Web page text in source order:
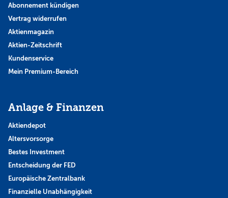
Abonnement kündigen
Vertrag widerrufen
Aktienmagazin
Aktien-Zeitschrift
Kundenservice
Mein Premium-Bereich
Anlage & Finanzen
Aktiendepot
Altersvorsorge
Bestes Investment
Entscheidung der FED
Europäische Zentralbank
Finanzielle Unabhängigkeit